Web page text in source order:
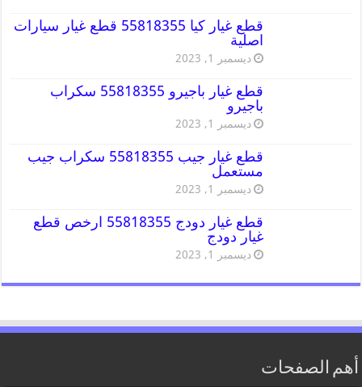
قطع غيار كيا 55818355 قطع غيار سيارات
اصلية
ديسمبر 1, 2023
قطع غيار باجيرو 55818355 سكراب
باجيرو
ديسمبر 1, 2023
قطع غيار جيب 55818355 سكراب جيب
مستعمل
ديسمبر 1, 2023
قطع غيار دودج 55818355 ارخص قطع
غيار دودج
ديسمبر 1, 2023
أهم الصفحات